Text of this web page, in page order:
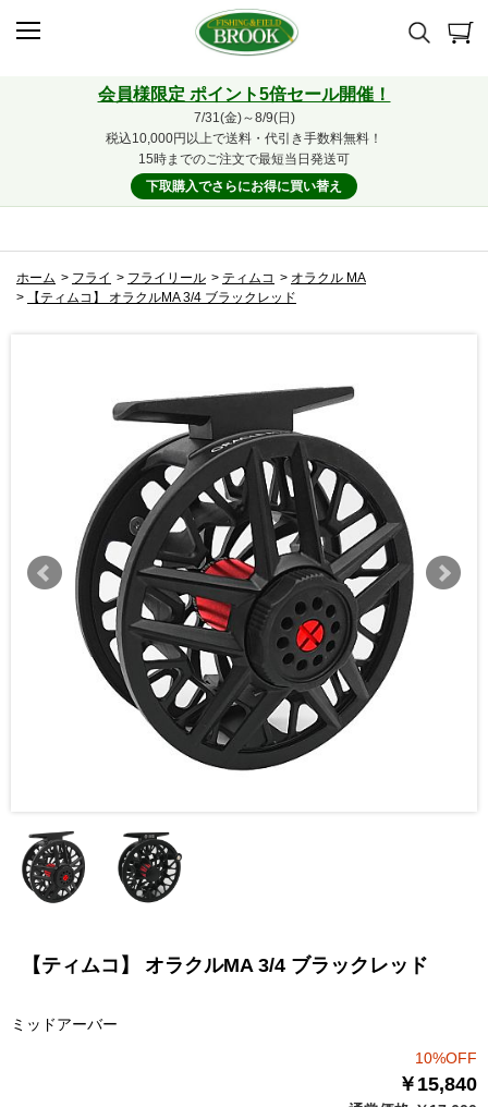
会員様限定 ポイント5倍セール開催！
7/31(金)～8/9(日)
税込10,000円以上で送料・代引き手数料無料！
15時までのご注文で最短当日発送可
下取購入でさらにお得に買い替え
ホーム > フライ > フライリール > ティムコ > オラクル MA
>
【ティムコ】 オラクルMA 3/4 ブラックレッド
【ティムコ】 オラクルMA 3/4 ブラックレッド
ミッドアーバー
10%OFF
￥15,840